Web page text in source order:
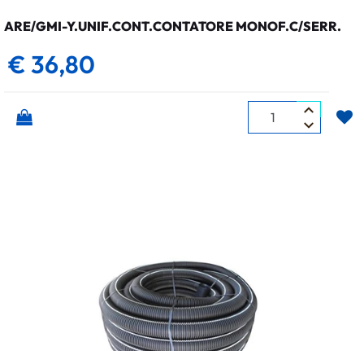
ARE/GMI-Y.UNIF.CONT.CONTATORE MONOF.C/SERR.
€ 36,80
Quantità